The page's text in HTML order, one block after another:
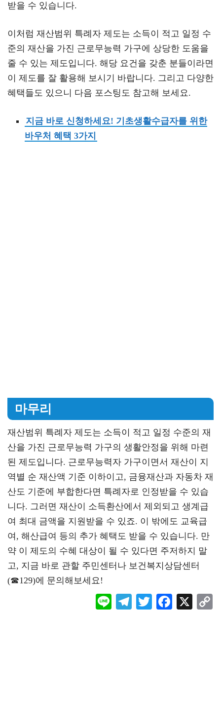
받을 수 있습니다.
이처럼 재산범위 특례자 제도는 소득이 적고 일정 수
준의 재산을 가진 근로무능력 가구에 상당한 도움을
줄 수 있는 제도입니다. 해당 요건을 갖춘 분들이라면
이 제도를 잘 활용해 보시기 바랍니다. 그리고 다양한
혜택들도 있으니 다음 포스팅도 참고해 보세요.
지금 바로 신청하세요! 기초생활수급자를 위한
바우처 혜택 3가지
마무리
재산범위 특례자 제도는 소득이 적고 일정 수준의 재
산을 가진 근로무능력 가구의 생활안정을 위해 마련
된 제도입니다. 근로무능력자 가구이면서 재산이 지
역별 순 재산액 기준 이하이고, 금융재산과 자동차 재
산도 기준에 부합한다면 특례자로 인정받을 수 있습
니다. 그러면 재산이 소득환산에서 제외되고 생계급
여 최대 금액을 지원받을 수 있죠. 이 밖에도 교육급
여, 해산급여 등의 추가 혜택도 받을 수 있습니다. 만
약 이 제도의 수혜 대상이 될 수 있다면 주저하지 말
고, 지금 바로 관할 주민센터나 보건복지상담센터
(☎129)에 문의해보세요!
Li
Te
T
F
X